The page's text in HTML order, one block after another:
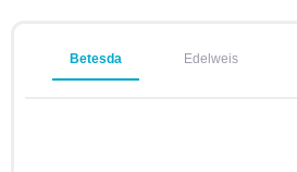
Betesda Edelweis